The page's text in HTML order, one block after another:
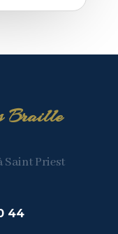
Braille
Saint Priest
44